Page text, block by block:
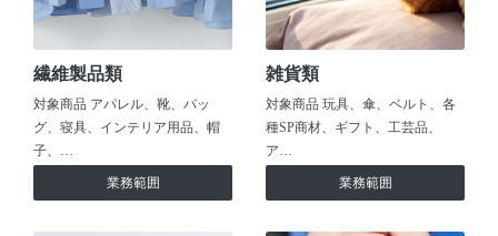
繊維製品類
対象商品 アパレル、靴、バッ
グ、寝具、インテリア用品、帽
子、…
業務範囲
雑貨類
対象商品 玩具、傘、ベルト、各
種SP商材、ギフト、工芸品、
ア…
業務範囲